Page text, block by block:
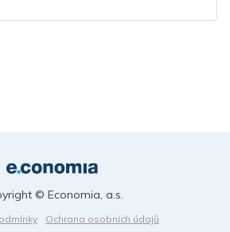
Ochrana osobních údajů
© Economia, a.s.